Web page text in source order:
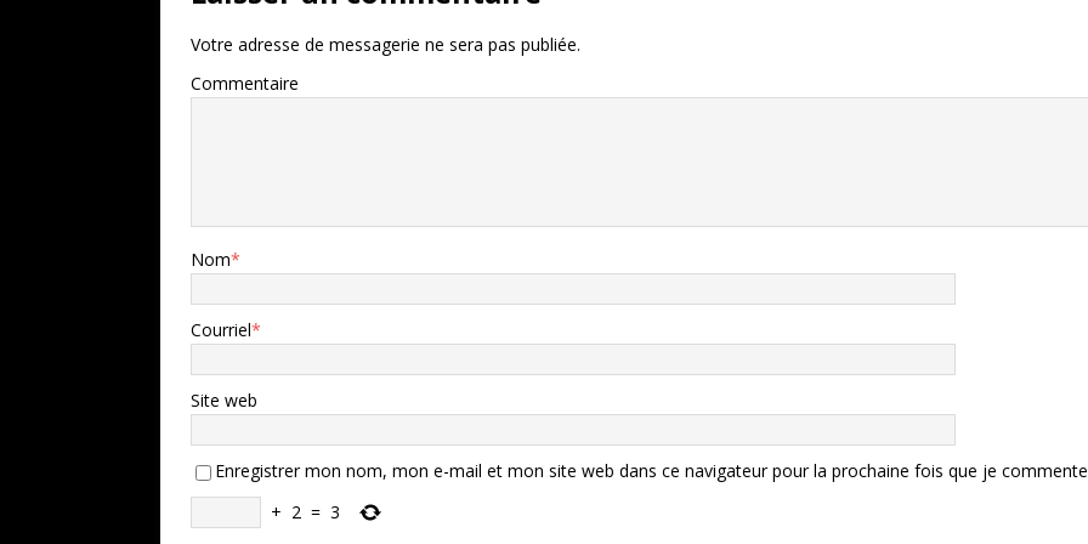
Votre adresse de messagerie ne sera pas publiée.
Commentaire
Nom*
Courriel*
Site web
Enregistrer mon nom, mon e-mail et mon site web dans ce navigateur pour la prochaine fois que je
+ 2 = 3